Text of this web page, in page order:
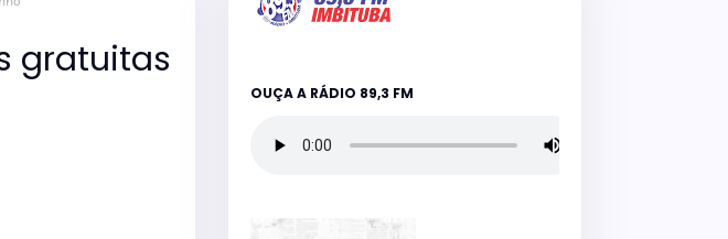
gratuitas
OUÇA A RÁDIO 89,3 FM